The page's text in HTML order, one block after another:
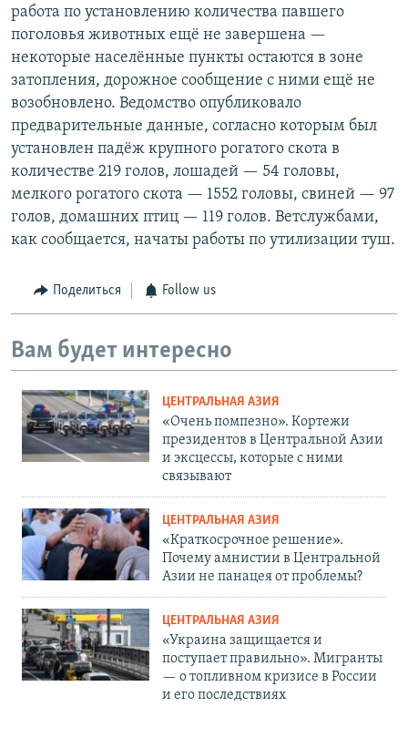
работа по установлению количества павшего
поголовья животных ещё не завершена —
некоторые населённые пункты остаются в зоне
затопления, дорожное сообщение с ними ещё не
возобновлено. Ведомство опубликовало
предварительные данные, согласно которым был
установлен падёж крупного рогатого скота в
количестве 219 голов, лошадей — 54 головы,
мелкого рогатого скота — 1552 головы, свиней — 97
голов, домашних птиц — 119 голов. Ветслужбами,
как сообщается, начаты работы по утилизации туш.
Поделиться Follow us
Вам будет интересно
ЦЕНТРАЛЬНАЯ АЗИЯ
«Очень помпезно». Кортежи
президентов в Центральной Азии
и эксцессы, которые с ними
связывают
ЦЕНТРАЛЬНАЯ АЗИЯ
«Краткосрочное решение».
Почему амнистии в Центральной
Азии не панацея от проблемы?
ЦЕНТРАЛЬНАЯ АЗИЯ
«Украина защищается и
поступает правильно». Мигранты
— о топливном кризисе в России
и его последствиях